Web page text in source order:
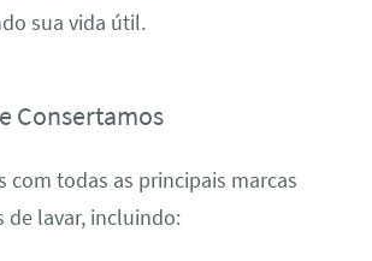
sua vida útil.
Consertamos
com todas as principais marcas
de lavar, incluindo: